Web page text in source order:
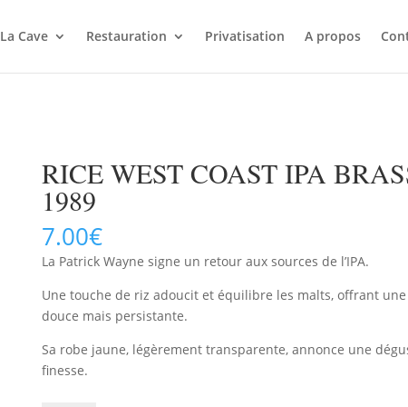
La Cave Restauration Privatisation A propos
RICE WEST COAST IPA
1989
7.00€
La Patrick Wayne signe un retour aux sources de l’IPA.
Une touche de riz adoucit et équilibre les malts, offrant
douce mais persistante.
Sa robe jaune, légèrement transparente, annonce une
finesse.